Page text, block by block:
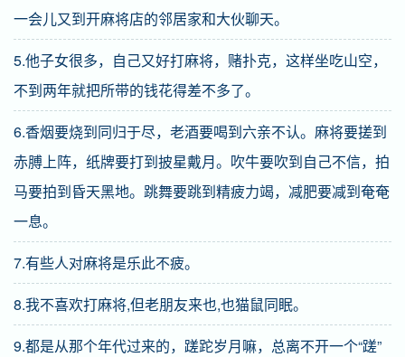
一会儿又到开麻将店的邻居家和大伙聊天。
5.他子女很多，自己又好打麻将，赌扑克，这样坐吃山空，
不到两年就把所带的钱花得差不多了。
6.香烟要烧到同归于尽，老酒要喝到六亲不认。麻将要搓到
赤膊上阵，纸牌要打到披星戴月。吹牛要吹到自己不信，拍
马要拍到昏天黑地。跳舞要跳到精疲力竭，减肥要减到奄奄
一息。
7.有些人对麻将是乐此不疲。
8.我不喜欢打麻将,但老朋友来也,也猫鼠同眠。
9.都是从那个年代过来的，蹉跎岁月嘛，总离不开一个“蹉”